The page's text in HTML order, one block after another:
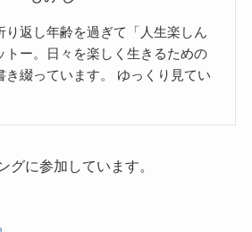
り返し年齢を過ぎて「人生楽しん
トー。日々を楽しく生きるための
綴っています。
ゆっくり見てい
に参加しています。